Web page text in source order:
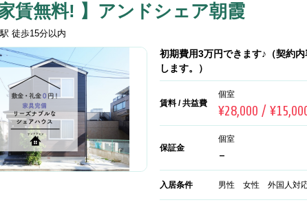
家賃無料! 】アンドシェア朝霞
徒歩15分以内
初期費用3万円できます♪（契約
します。）
賃料 / 共益費
個室
¥28,000 /
保証金
個室
-
入居条件 男性 女性 外国人対